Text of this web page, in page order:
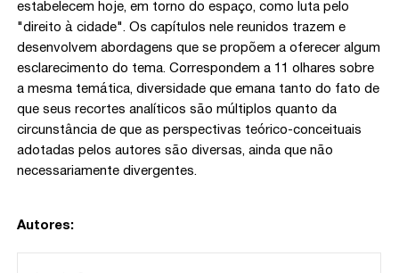
estabelecem hoje, em torno do espaço, como luta pelo
"direito à cidade". Os capítulos nele reunidos trazem e
desenvolvem abordagens que se propõem a oferecer algum
esclarecimento do tema. Correspondem a 11 olhares sobre
a mesma temática, diversidade que emana tanto do fato de
que seus recortes analíticos são múltiplos quanto da
circunstância de que as perspectivas teórico-conceituais
adotadas pelos autores são diversas, ainda que não
necessariamente divergentes.
Autores: